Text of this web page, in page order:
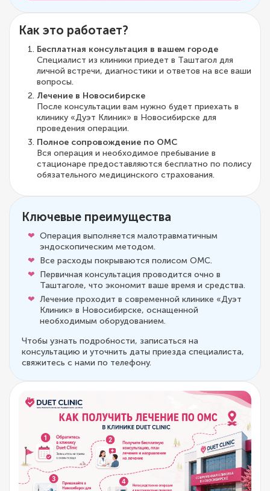
Как это работает?
Бесплатная консультация в вашем городе
Специалист из клиники приедет в Таштагол для
личной встречи, диагностики и ответов на все ваши
вопросы.
Лечение в Новосибирске
После консультации вам нужно будет приехать в
клинику «Дуэт Клиник» в Новосибирске для
проведения операции.
Полное сопровождение по ОМС
Вся операция и необходимое пребывание в
стационаре предоставляются бесплатно по полису
обязательного медицинского страхования.
Ключевые преимущества
Операция выполняется малотравматичным
эндоскопическим методом.
Все расходы покрываются полисом ОМС.
Первичная консультация проводится очно в
Таштаголе, что экономит ваше время и средства.
Лечение проходит в современной клинике «Дуэт
Клиник» в Новосибирске, оснащенной
необходимым оборудованием.
Чтобы узнать подробности, записаться на
консультацию и уточнить даты приезда специалиста,
свяжитесь с нами по телефону.